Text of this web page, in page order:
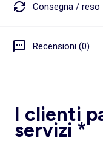
Consegna / reso
Recensioni (0)
I clienti
servizi *